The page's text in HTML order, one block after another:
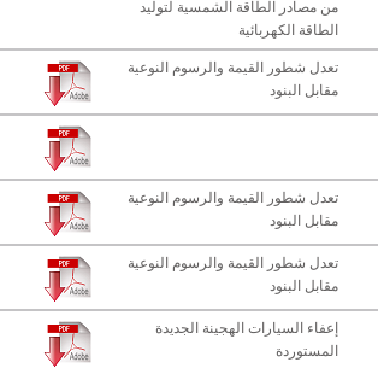
من مصادر الطاقة الشمسية لتوليد
الطاقة الكهربائية
تعدل شطور القيمة والرسوم النوعية
مقابل البنود
تعدل شطور القيمة والرسوم النوعية
مقابل البنود
تعدل شطور القيمة والرسوم النوعية
مقابل البنود
إعفاء السيارات الهجينة الجديدة
المستوردة